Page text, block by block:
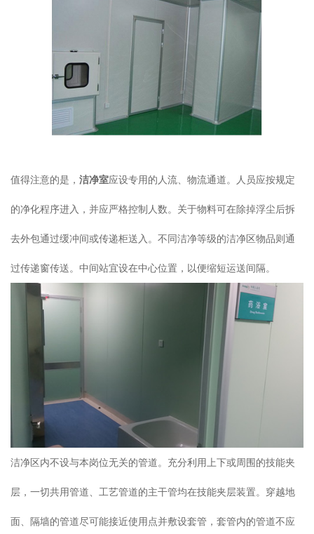
值得注意的是， 洁净室应设专用的人流、物流通道。人员应按规定
的净化程序进入，并应严格控制人数。关于物料可在除掉浮尘后拆
去外包通过缓冲间或传递柜送入。不同洁净等级的洁净区物品则通
过传递窗传送。中间站宜设在中心位置，以便缩短运送间隔。
洁净区内不设与本岗位无关的管道。充分利用上下或周围的技能夹
层，一切共用管道、工艺管道的主干管均在技能夹层装置。穿越地
面、隔墙的管道尽可能接近使用点并敷设套管，套管内的管道不应